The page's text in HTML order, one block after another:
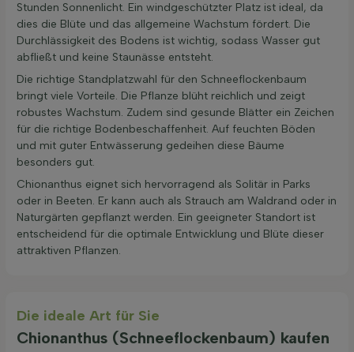
Stunden Sonnenlicht. Ein windgeschützter Platz ist ideal, da
dies die Blüte und das allgemeine Wachstum fördert. Die
Durchlässigkeit des Bodens ist wichtig, sodass Wasser gut
abfließt und keine Staunässe entsteht.
Die richtige Standplatzwahl für den Schneeflockenbaum
bringt viele Vorteile. Die Pflanze blüht reichlich und zeigt
robustes Wachstum. Zudem sind gesunde Blätter ein Zeichen
für die richtige Bodenbeschaffenheit. Auf feuchten Böden
und mit guter Entwässerung gedeihen diese Bäume
besonders gut.
Chionanthus eignet sich hervorragend als Solitär in Parks
oder in Beeten. Er kann auch als Strauch am Waldrand oder in
Naturgärten gepflanzt werden. Ein geeigneter Standort ist
entscheidend für die optimale Entwicklung und Blüte dieser
attraktiven Pflanzen.
Die ideale Art für Sie
Chionanthus (Schneeflockenbaum) kaufen